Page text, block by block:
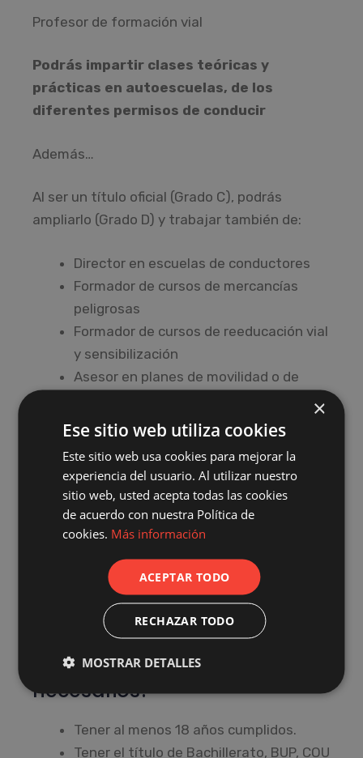
Profesor de formación vial
Podrás impartir clases teóricas y
prácticas en autoescuelas, de los
diferentes permisos de conducir
Además…
Al ser un título oficial (Grado C), podrás
ampliarlo (Grado D) y trabajar también de:
Director en escuelas de conductores
Formador de cursos de mercancías
peligrosas
Formador de cursos de reeducación vial
y sensibilización
Asesor en planes de movilidad o de
Educador en programas de educación
Profesor de cursos CAP para
mercancías y viajeros
¿Qué requisitos son
necesarios?
Tener al menos 18 años cumplidos.
Tener el título de Bachillerato, BUP, COU
×
Ese sitio web utiliza cookies
Este sitio web usa cookies para mejorar la
experiencia del usuario. Al utilizar nuestro
sitio web, usted acepta todas las cookies
de acuerdo con nuestra Política de
cookies. Más información
ACEPTAR TODO
RECHAZAR TODO
MOSTRAR DETALLES